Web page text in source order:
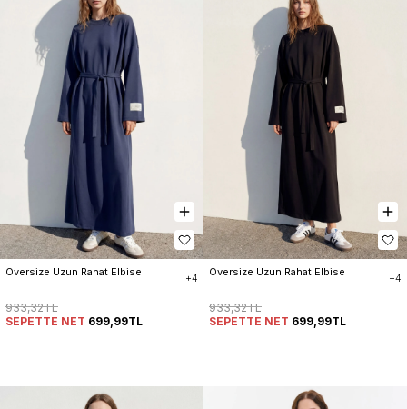
Oversize Uzun Rahat Elbise
+4
933,32TL
SEPETTE NET 699,99TL
Oversize Uzun Rahat Elbise
+4
933,32TL
SEPETTE NET 699,99TL